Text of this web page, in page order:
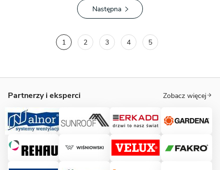
Następna
1 2 3 4 5
Partnerzy i eksperci Zobacz więcej